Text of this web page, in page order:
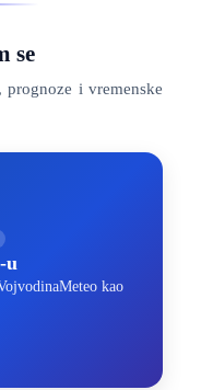
se
i vremenske
u
kao